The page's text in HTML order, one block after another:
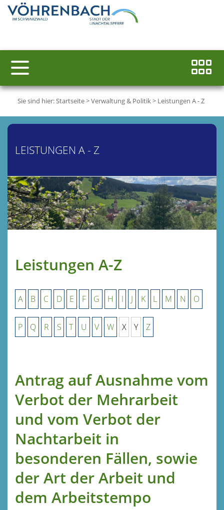
Sie sind hier:Startseite>Verwaltung & Politik> Leistungen A - Z
LEISTUNGEN A - Z
Leistungen A-Z
A B C D E F G H I J K L M N O
P Q R S T U V W X Y Z
Antrag auf Ausnahme vom
Verbot der Mehrarbeit
und vom Verbot der
Nachtarbeit in
besonderen Fällen, sowie
der Art der Arbeit und
dem Arbeitstempo